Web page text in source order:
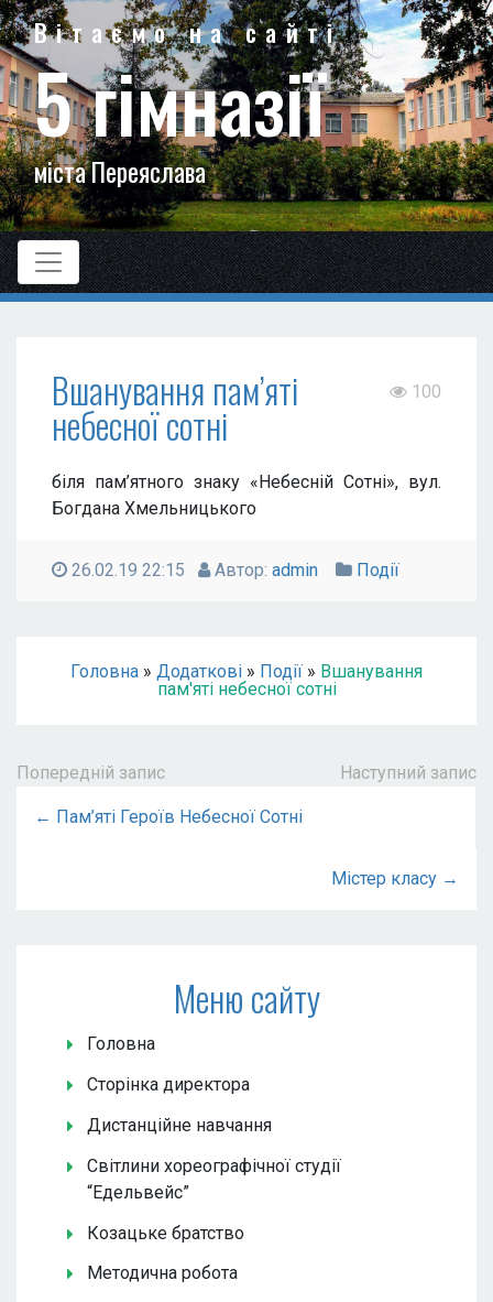
Вітаємо на сайті
5 гімназії
міста Переяслава
Вшанування пам’яті
небесної сотні
100
біля пам’ятного знаку «Небесній Сотні», вул.
Богдана Хмельницького
26.02.19 22:15 Автор: admin Події
Головна » Додаткові » Події » Вшанування
пам'яті небесної сотні
Попередній запис Наступний запис
← Пам’яті Героїв Небесної Сотні
Містер класу →
Меню сайту
Головна
Сторінка директора
Дистанційне навчання
Світлини хореографічної студії
“Едельвейс”
Козацьке братство
Методична робота